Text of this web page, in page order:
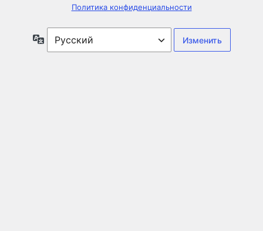
Политика конфиденциальности
Язык